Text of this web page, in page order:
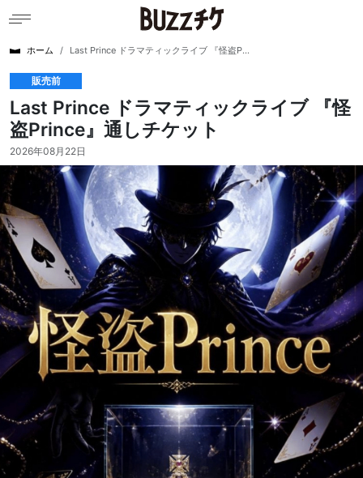
ホーム Last Prince ドラマティックライブ 『怪盗P...
販売前
Last Prince ドラマティックライブ 『怪
盗Prince』通しチケット
2026年08月22日